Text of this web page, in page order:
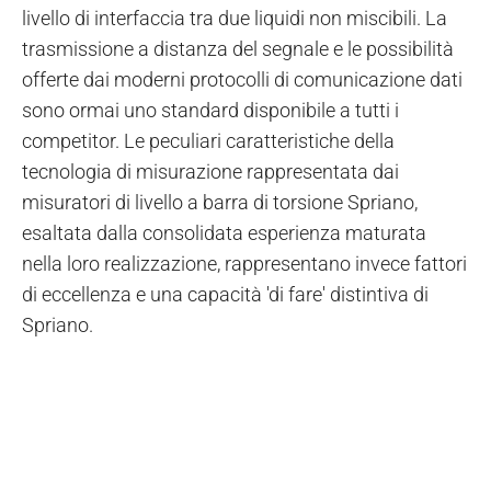
livello di interfaccia tra due liquidi non miscibili. La
trasmissione a distanza del segnale e le possibilità
offerte dai moderni protocolli di comunicazione dati
sono ormai uno standard disponibile a tutti i
competitor. Le peculiari caratteristiche della
tecnologia di misurazione rappresentata dai
misuratori di livello a barra di torsione Spriano,
esaltata dalla consolidata esperienza maturata
nella loro realizzazione, rappresentano invece fattori
di eccellenza e una capacità 'di fare' distintiva di
Spriano.